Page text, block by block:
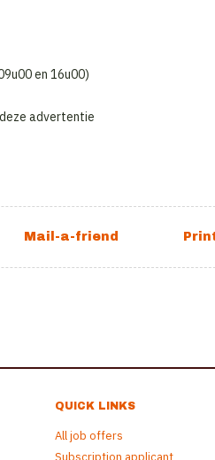
en 16u00)
advertentie
QUICK LINKS
All job offers